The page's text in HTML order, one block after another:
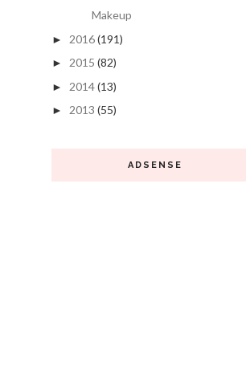
Makeup
► 2016(191)
► 2015 (82)
► 2014(13)
► 2013 (55)
ADSENSE